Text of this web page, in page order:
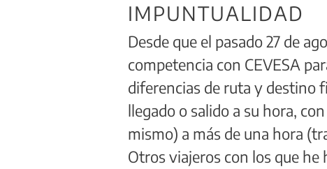
IMPUNTUALIDAD
Desde que el pasado 27 de
competencia con CEVESA
diferencias de ruta y destino
llegado o salido a su hora,
mismo) a más de una hora
Otros viajeros con los que